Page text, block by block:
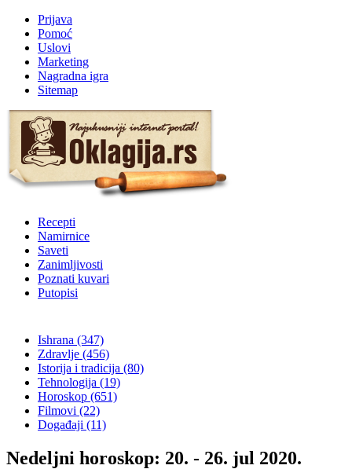
Prijava
Pomoć
Uslovi
Marketing
Nagradna igra
Sitemap
Recepti
Namirnice
Saveti
Zanimljivosti
Poznati kuvari
Putopisi
Ishrana (347)
Zdravlje (456)
Istorija i tradicija (80)
Tehnologija (19)
Horoskop (651)
Filmovi (22)
Događaji (11)
Nedeljni horoskop: 20. - 26. jul 2020.